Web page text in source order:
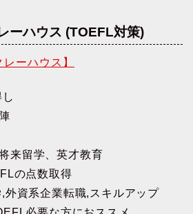
ーハウス (TOEFL対策)
ーハウス】
来留学、英才教育
の点数取得
,外資系企業転職,スキルアップ